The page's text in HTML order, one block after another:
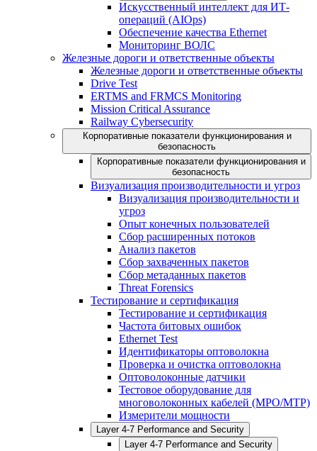
Искусственный интеллект для ИТ-
операций (AIOps)
Обеспечение качества Ethernet
Мониторинг ВОЛС
Железные дороги и ответственные объекты
Железные дороги и ответственные объекты
Drive Test
ERTMS and FRMCS Monitoring
Mission Critical Assurance
Railway Cybersecurity
Корпоративные показатели функционирования и
безопасность
Корпоративные показатели функционирования и
безопасность
Визуализация производительности и угроз
Визуализация производительности и
угроз
Опыт конечных пользователей
Сбор расширенных потоков
Анализ пакетов
Сбор захваченных пакетов
Сбор метаданных пакетов
Threat Forensics
Тестирование и сертификация
Тестирование и сертификация
Частота битовых ошибок
Ethernet Test
Идентификаторы оптоволокна
Проверка и очистка оптоволокна
Оптоволоконные датчики
Тестовое оборудование для
многоволоконных кабелей (MPO/MTP)
Измерители мощности
Layer 4-7 Performance and Security
Layer 4-7 Performance and Security